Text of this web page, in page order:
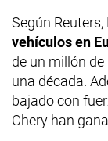
Según
vehículos en
de un millón
una década.
bajado con
Chery han